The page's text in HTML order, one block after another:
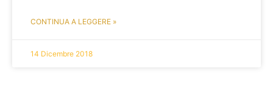
CONTINUA A LEGGERE »
14 Dicembre 2018